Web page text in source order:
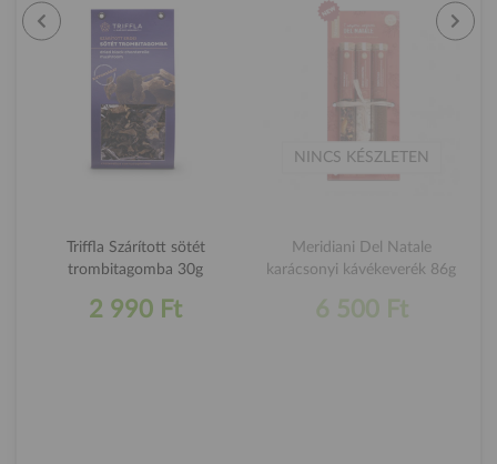
Triffla Szárított sötét
trombitagomba 30g
2 990 Ft
NINCS KÉSZLETEN
Meridiani Del Natale
karácsonyi kávékeverék 86g
6 500 Ft